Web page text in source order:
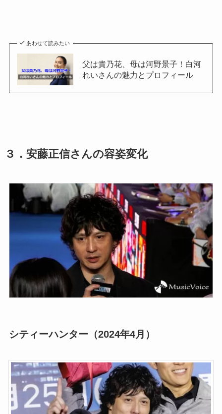
あわせて読みたい
父は貴乃花、母は河野景子！白河
れいさんの魅力とプロフィール
３．安藤正信さんの容姿変化
シティーハンター（2024年4月）